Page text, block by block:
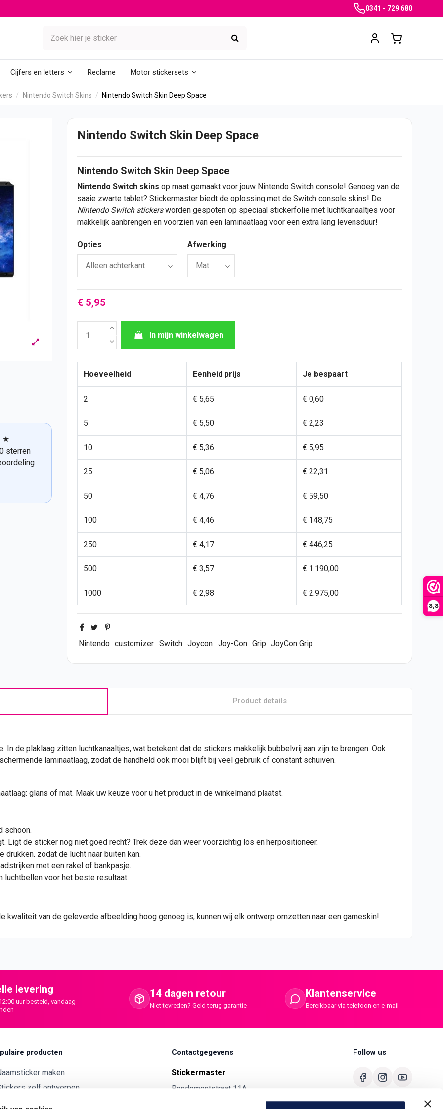
8,8
0341 - 729 680
Cijfers en letters Reclame Motor stickersets
Nintendo Switch Skins Nintendo Switch Skin Deep Space
★
sterren
Nintendo Switch Skin Deep Space
Nintendo Switch Skin Deep Space
Nintendo Switch skins op maat gemaakt voor jouw Nintendo Switch console! Genoeg van de
saaie zwarte tablet? Stickermaster biedt de oplossing met de Switch console skins! De
Nintendo Switch stickersworden gespoten op speciaal stickerfolie met luchtkanaaltjes voor
makkelijk aanbrengen en voorzien van een laminaatlaag voor een extra lang levensduur!
Opties Afwerking
€ 5,95
In mijn winkelwagen
Hoeveelheid Eenheid prijs Je bespaart
2 € 5,65 € 0,60
5 € 5,50 € 2,23
10 € 5,36 € 5,95
25 € 5,06 € 22,31
50 € 4,76 € 59,50
100 € 4,46 € 148,75
250 € 4,17 € 446,25
500 € 3,57 € 1.190,00
1000 € 2,98 € 2.975,00
Nintendo customizer Switch Joycon Joy-Con Grip JoyCon Grip
Product details
de plaklaag zitten luchtkanaaltjes, wat betekent dat de stickers makkelijk bubbelvrij aan zijn te brengen. Ook
laminaatlaag, zodat de handheld ook mooi blijft bij veel gebruik of constant schuiven.
glans of mat. Maak uw keuze voor u het product in de winkelmand plaatst.
schoon.
Ligt de sticker nog niet goed recht? Trek deze dan weer voorzichtig los en herpositioneer.
zodat de lucht naar buiten kan.
met een rakel of bankpasje.
luchtbellen voor het beste resultaat.
kwaliteit van de geleverde afbeelding hoog genoeg is, kunnen wij elk ontwerp omzetten naar een gameskin!
levering
uur besteld, vandaag
14 dagen retour
Niet tevreden? Geld terug garantie
Klantenservice
Bereikbaar via telefoon en e-mail
producten
maken
zelf ontwerpen
Contactgegevens
Stickermaster
Rendementstraat 11A
Follow us